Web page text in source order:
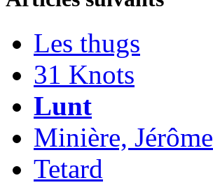
Les thugs
31 Knots
Lunt
Minière, Jérôme
Tetard